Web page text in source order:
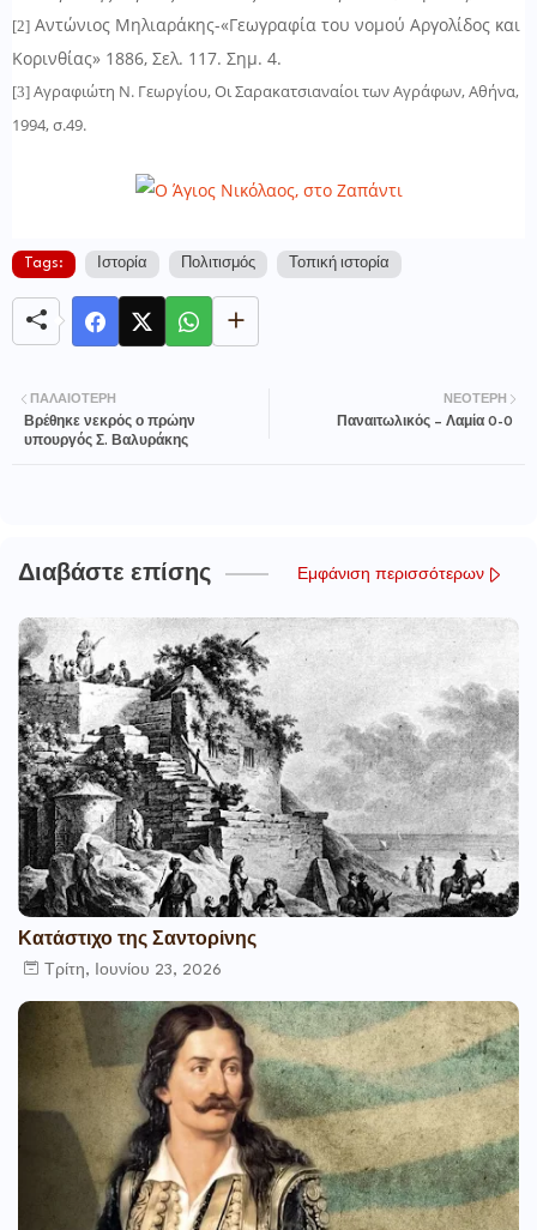
[2] Αντώνιος Μηλιαράκης-«Γεωγραφία του νομού Αργολίδος και
Κορινθίας» 1886, Σελ. 117. Σημ. 4.
[3] Αγραφιώτη Ν. Γεωργίου, Οι Σαρακατσιαναίοι των Αγράφων, Αθήνα,
1994, σ.49.
Tags: Ιστορία Πολιτισμός Τοπική ιστορία
ΝΕΌΤΕΡΗ
Παναιτωλικός – Λαμία 0-0
ΠΑΛΑΙΌΤΕΡΗ
Βρέθηκε νεκρός ο πρώην
υπουργός Σ. Βαλυράκης
Διαβάστε επίσης Εμφάνιση περισσότερων
Κατάστιχο της Σαντορίνης
Τρίτη, Ιουνίου 23, 2026